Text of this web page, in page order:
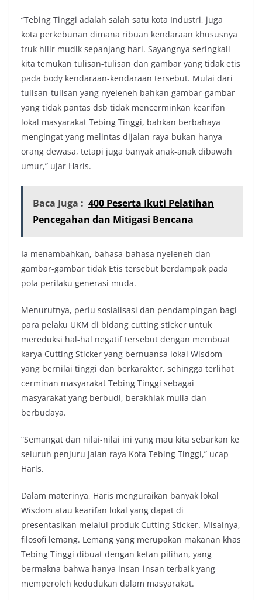
“Tebing Tinggi adalah salah satu kota Industri, juga
kota perkebunan dimana ribuan kendaraan khususnya
truk hilir mudik sepanjang hari. Sayangnya seringkali
kita temukan tulisan-tulisan dan gambar yang tidak etis
pada body kendaraan-kendaraan tersebut. Mulai dari
tulisan-tulisan yang nyeleneh bahkan gambar-gambar
yang tidak pantas dsb tidak mencerminkan kearifan
lokal masyarakat Tebing Tinggi, bahkan berbahaya
mengingat yang melintas dijalan raya bukan hanya
orang dewasa, tetapi juga banyak anak-anak dibawah
umur,” ujar Haris.
Baca Juga : 400 Peserta Ikuti Pelatihan
Pencegahan dan Mitigasi Bencana
Ia menambahkan, bahasa-bahasa nyeleneh dan
gambar-gambar tidak Etis tersebut berdampak pada
pola perilaku generasi muda.
Menurutnya, perlu sosialisasi dan pendampingan bagi
para pelaku UKM di bidang cutting sticker untuk
mereduksi hal-hal negatif tersebut dengan membuat
karya Cutting Sticker yang bernuansa lokal Wisdom
yang bernilai tinggi dan berkarakter, sehingga terlihat
cerminan masyarakat Tebing Tinggi sebagai
masyarakat yang berbudi, berakhlak mulia dan
berbudaya.
“Semangat dan nilai-nilai ini yang mau kita sebarkan ke
seluruh penjuru jalan raya Kota Tebing Tinggi,” ucap
Haris.
Dalam materinya, Haris menguraikan banyak lokal
Wisdom atau kearifan lokal yang dapat di
presentasikan melalui produk Cutting Sticker. Misalnya,
filosofi lemang. Lemang yang merupakan makanan khas
Tebing Tinggi dibuat dengan ketan pilihan, yang
bermakna bahwa hanya insan-insan terbaik yang
memperoleh kedudukan dalam masyarakat.